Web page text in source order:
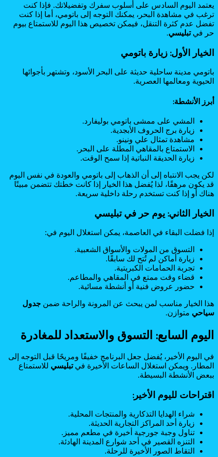
يعتمد اليوم السادس على أسلوب سفرك وتفضيلاتك. فإذا كنت
ترغب في مشاهدة البحر، يمكنك التوجه إلى باتومي، أما إذا كنت
تفضل عدم كثرة التنقل، فيمكن تخصيص هذا اليوم للاستمتاع بيوم
حر فيتبليسي.
الخيار الأول: زيارة باتومي
باتومي مدينة ساحلية حديثة على البحر الأسود، وتشتهر بأجوائها
الحيوية ومعالمها العصرية.
أبرز الأنشطة:
المشي على ممشى باتومي بوليفارد.
زيارة برج الحروف الأبجدية.
مشاهدة تمثال علي ونينو.
الاستمتاع بالمقاهي المطلة على البحر.
زيارة الحديقة النباتية إذا سمح الوقت.
لكن يجب الانتباه إلى أن الذهاب إلى باتومي والعودة في نفس اليوم
قد يكون مرهقًا، لذا يُفضل هذا الخيار إذا كانت خطتك تتضمن مبيتًا
هناك أو إذا كنت تستخدم رحلة داخلية سريعة.
الخيار الثاني: يوم حر في تبليسي
إذا فضلت البقاء في العاصمة، يمكن استغلال اليوم في:
التسوق من المولات والأسواق الشعبية.
زيارة أماكن لم تُتح لك سابقًا.
تجربة الحمامات الكبريتية.
قضاء وقت ممتع في المقاهي والمطاعم.
حضور عروض فنية أو أنشطة مسائية.
هذا الخيار مناسب لمن يبحث عن المرونة والراحة ضمن جدول
سياحي متوازن.
اليوم السابع: التسوق والاستعداد للمغادرة
في اليوم الأخير، يُفضل جعل البرنامج خفيفًا ومريحًا قبل التوجه إلى
المطار. ويمكن استغلال الساعات الأخيرة فيتبليسي للاستمتاع
ببعض الأنشطة البسيطة.
اقتراحات لليوم الأخير:
شراء الهدايا التذكارية والمنتجات المحلية.
زيارة أحد المراكز التجارية الحديثة.
تناول وجبة جورجية أخيرة في مطعم مميز.
التنزه القصير في أحد شوارع المدينة الهادئة.
التقاط الصور الأخيرة للرحلة.